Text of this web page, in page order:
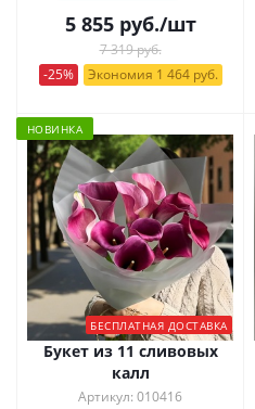
5 855руб./шт
7 319 руб.
-25%
Экономия 1 464 руб.
НОВИНКА
БЕСПЛАТНАЯ ДОСТАВКА
Букет из 11 сливовых
калл
Артикул: 010416